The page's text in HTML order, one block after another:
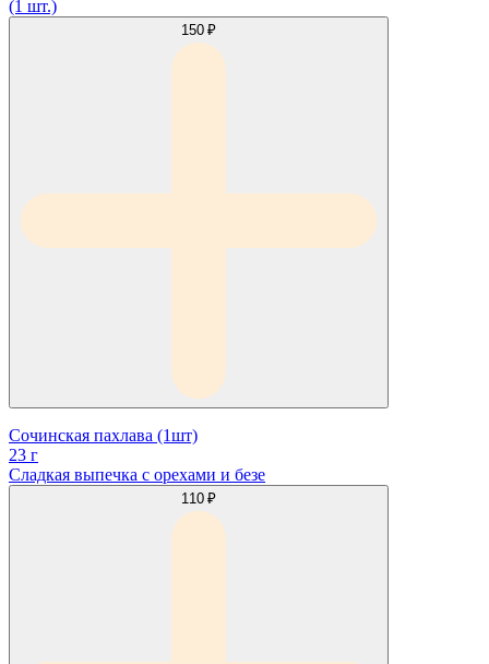
(1 шт.)
150 ₽
Сочинская пахлава (1шт)
23 г
Сладкая выпечка с орехами и безе
110 ₽